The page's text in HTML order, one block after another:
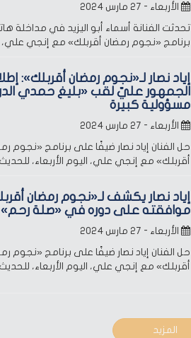
الأربعاء - ٢٧ مارس ٢٠٢٤
تحدثت الفنانة أسماء أبو اليزيد في مداخلة
برنامج «نجوم رمضان أقربلك» مع إنجي علي،
إياد نصار لـ«نجوم رمضان أقربلك»:
الجمهور عليّ لقب «بليغ حمدي
مسؤولية كبيرة
الأربعاء - ٢٧ مارس ٢٠٢٤
حل الفنان إياد نصار ضيفًا على برنامج «نجوم
أقربلك» مع إنجي علي، اليوم الأربعاء، للحديث
إياد نصار يكشف لـ«نجوم رمضان
موافقته على دوره في «صلة رحم»
الأربعاء - ٢٧ مارس ٢٠٢٤
حل الفنان إياد نصار ضيفًا على برنامج «نجوم
أقربلك» مع إنجي علي، اليوم الأربعاء، للحديث
المزيد